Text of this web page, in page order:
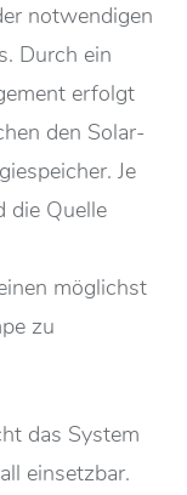
notwendigen
Durch ein
erfolgt
den Solar-
Je
die Quelle
möglichst
zu
das System
einsetzbar.